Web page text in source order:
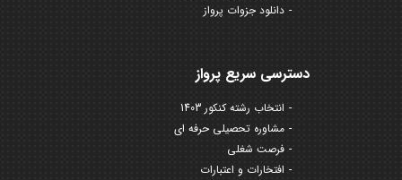
دانلود جزوات پرواز
دسترسی سریع پرواز
انتخاب رشته کنکور 1403
مشاوره تحصیلی حرفه ای
فرصت شغلی
افتخارات و اعتبارات